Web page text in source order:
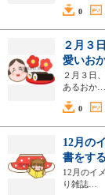
0
２月３
愛いお
２月３日
あるおか…
0
12月の
書をす
12月のイ
り雑誌…